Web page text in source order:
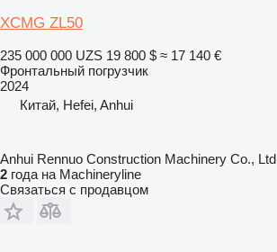
XCMG ZL50
235 000 000 UZS 19 800 $ ≈ 17 140 €
Фронтальный погрузчик
2024
Китай, Hefei, Anhui
Anhui Rennuo Construction Machinery Co., Ltd
2 года на Machineryline
Связаться с продавцом